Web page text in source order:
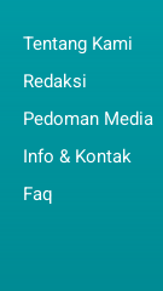
Tentang Kami
Redaksi
Pedoman Media
Info & Kontak
Faq